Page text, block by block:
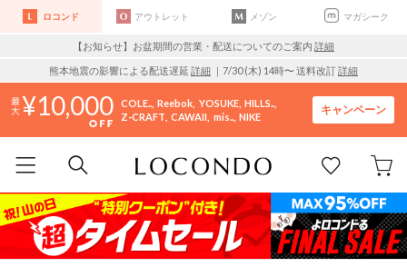
ロコンド アウトレット メゾン マガシーク
【お知らせ】お盆期間の営業・配送についてのご案内 詳細
熊本地震の影響による配送遅延 詳細 ｜7/30 (木) 14時〜 送料改訂詳細
10,000 COLE.. Reebok YOSUKE HILLS..
Z-CRAFT CAWAII mis.. NIKE
キャンペーン